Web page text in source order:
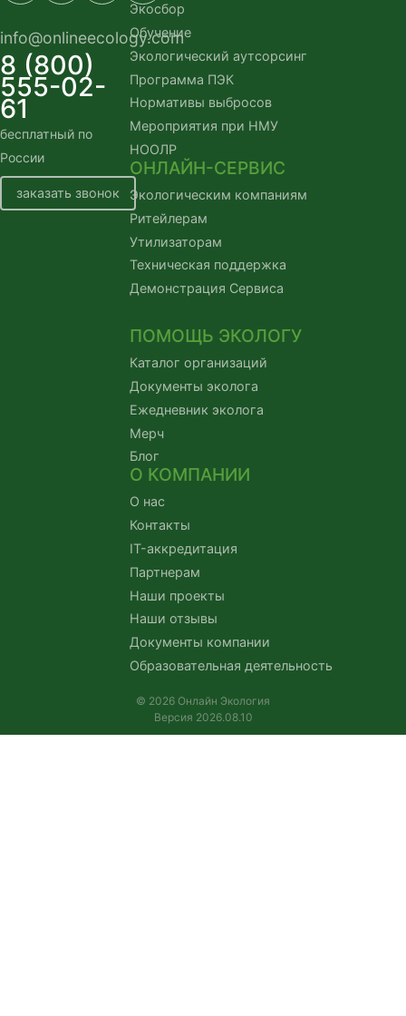
info@onlineecology.com
8 (800)
555-02-
61
бесплатный по
России
заказать звонок
Экосбор
Обучение
Экологический аутсорсинг
Программа ПЭК
Нормативы выбросов
Мероприятия при НМУ
НООЛР
ОНЛАЙН-СЕРВИС
Экологическим компаниям
Ритейлерам
Утилизаторам
Техническая поддержка
Демонстрация Сервиса
ПОМОЩЬ ЭКОЛОГУ
Каталог организаций
Документы эколога
Ежедневник эколога
Мерч
Блог
О КОМПАНИИ
О нас
Контакты
IT-аккредитация
Партнерам
Наши проекты
Наши отзывы
Документы компании
Образовательная деятельность
© 2026 Онлайн Экология
Версия 2026.08.10